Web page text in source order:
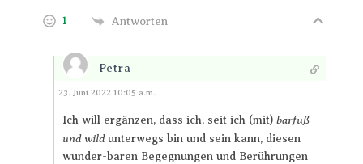
1 Antworten
Petra
Antworten
23. Juni 2022 10:05 a.m.
Ich will ergänzen, dass ich, seit ich (mit) barfuß
und wild unterwegs bin und sein kann, diesen
wunder-baren Begegnungen und Berührungen